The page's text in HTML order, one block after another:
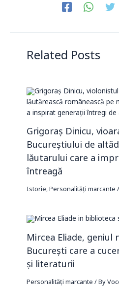
Related Posts
Grigoraș Dinicu,
Bucureștiului de
lăutarului care a
întreagă
Istorie,Personalități marcante
Mircea Eliade, geniul
București care a
și literaturii
Personalități marcante / By